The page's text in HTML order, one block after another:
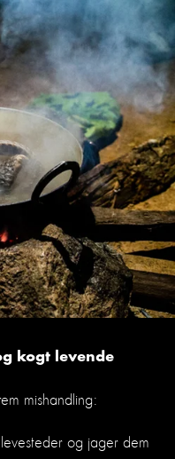
kogt levende
mishandling:
og jager dem